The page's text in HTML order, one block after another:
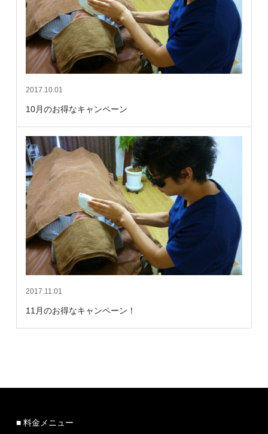
2017.10.01
10月のお得なキャンペーン
2017.11.01
11月のお得なキャンペーン！
■ 料金メニュー